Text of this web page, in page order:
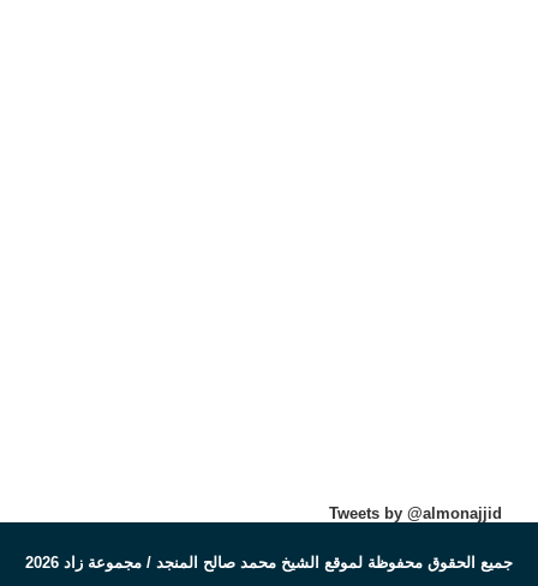
Tweets by @almonajjid
جميع الحقوق محفوظة لموقع الشيخ محمد صالح المنجد / مجموعة زاد 2026